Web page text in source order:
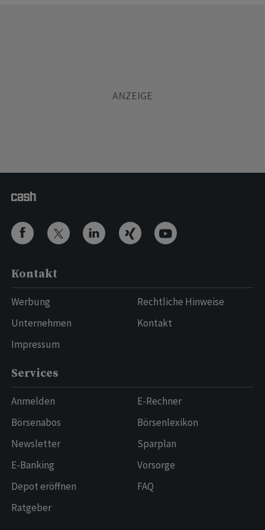
Kontakt
Werbung
Unternehmen
Impressum
Rechtliche Hinweise
Kontakt
Services
Anmelden
Börsenabos
Newsletter
E-Banking
Depot eröffnen
Ratgeber
E-Rechner
Börsenlexikon
Sparplan
Vorsorge
FAQ